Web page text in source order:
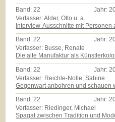
Band:22 Jahr:
Verfasser: Alder, Otto u. a.
Interview-Ausschnitte mit Personen
Band:22 Jahr:
Verfasser: Busse, Renate
Die alte Manufaktur als
Band: 22 Jahr:
Verfasser: Reichle-Nolle, Sabine
Gegenwart anbohren und schauen
Band:22 Jahr:
Verfasser: Riedinger, Michael
Spagat zwischen Tradition und